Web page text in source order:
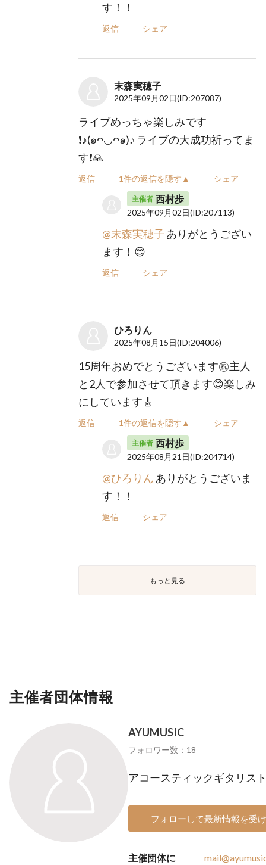
す！！
返信 シェア
末森実穂子
2025年09月02日(ID:207087)
ライブめっちゃ楽しみです
❗️♪(๑ᴖ◡ᴖ๑)♪ ライブの大成功祈ってま
す❗️🙏
返信 1件の返信を隠す▲ シェア
主催者 西村歩
2025年09月02日(ID:207113)
@末森実穂子 ありがとうござい
ます！😊
返信 シェア
ひろりん
2025年08月15日(ID:204006)
15周年おめでとうございます㊗️主人
と2人で参加させて頂きます😊楽しみ
にしています🎸
返信 1件の返信を隠す▲ シェア
主催者 西村歩
2025年08月21日(ID:204714)
@ひろりん ありがとうございま
す！！
返信 シェア
もっと見る
主催者団体情報
AYUMUSIC
フォロワー数：18
アコースティックギタリス
フォローして最新情報を受
主催団体に